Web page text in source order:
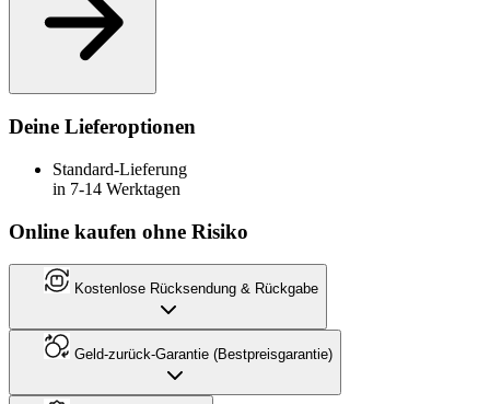
Deine Lieferoptionen
Standard-Lieferung
in 7-14 Werktagen
Online kaufen ohne Risiko
Kostenlose Rücksendung & Rückgabe
Geld-zurück-Garantie (Bestpreisgarantie)